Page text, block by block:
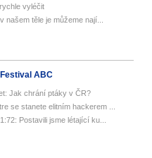
vyléčit
těle je můžeme nají...
Festival ABC
Jak chrání ptáky v ČR?
se stanete elitním hackerem ...
Postavili jsme létající ku...